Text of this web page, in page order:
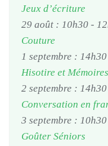
Jeux d’écriture
29 août : 10h30 -
Couture
1 septembre : 14h30
Hisotire et Mémoires
2 septembre : 14h30
Conversation en
3 septembre : 10h30
Goûter Séniors